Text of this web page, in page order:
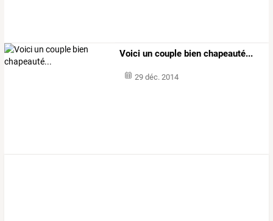
Voici un couple bien chapeauté...
29 déc. 2014